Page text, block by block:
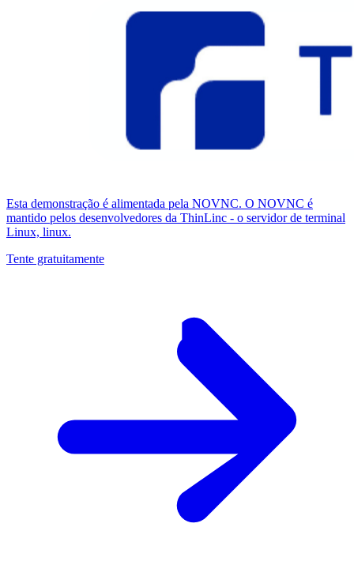
Esta demonstração é alimentada pela NOVNC. O NOVNC é
mantido pelos desenvolvedores da ThinLinc - o servidor de terminal
Linux, linux.
Tente gratuitamente